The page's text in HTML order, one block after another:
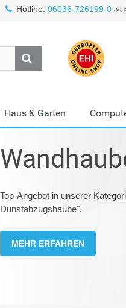
Hotline: 06036-726199-0 (Mo-
Haus & Garten
Top-Angebot in unserer
Dunstabzugshaube".
MEHR ERFAHREN